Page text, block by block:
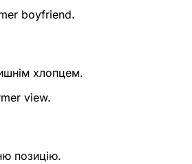
boyfriend.
хлопцем.
view.
позицію.